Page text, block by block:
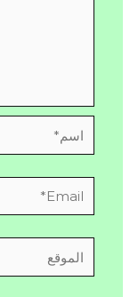
اسم*
Email*
الموقع